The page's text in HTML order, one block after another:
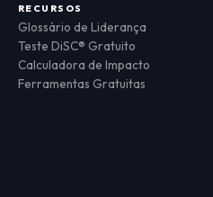
RECURSOS
Glossário de Liderança
Teste DiSC® Gratuito
Calculadora de Impacto
Ferramentas Gratuitas